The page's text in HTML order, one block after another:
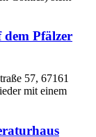
Pfälzer
57, 67161
mit einem